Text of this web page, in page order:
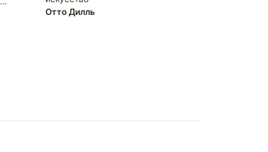
Отто Дилль